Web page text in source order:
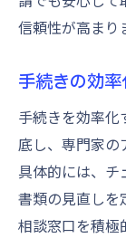
信頼性が高まり
手続きの効
手続きを効率
底し、専門家の
具体的には、
書類の見直しを
相談窓口を積極